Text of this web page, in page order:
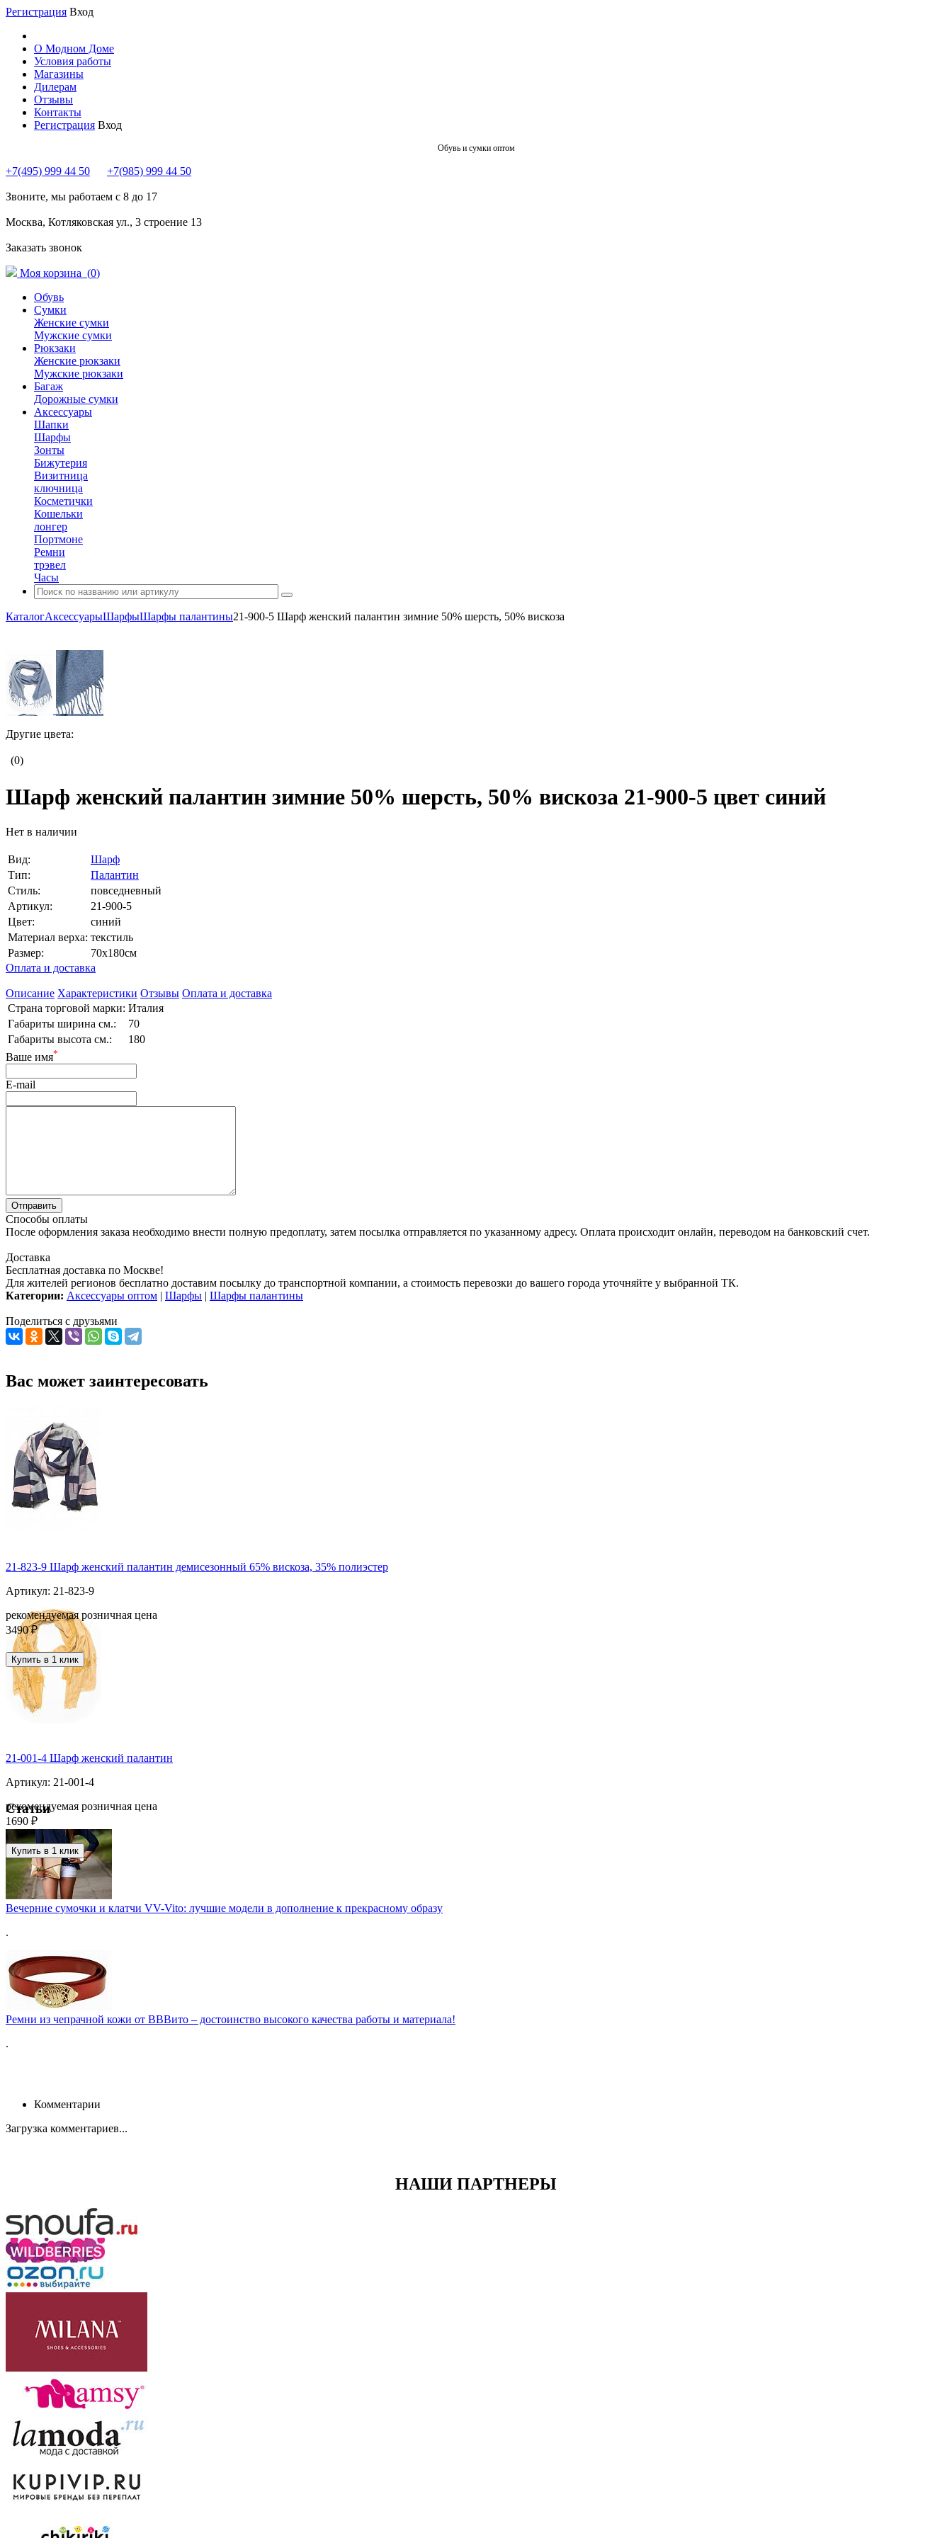
Регистрация Вход
О Модном Доме
Условия работы
Магазины
Дилерам
Отзывы
Контакты
Регистрация Вход
Обувь и сумки оптом
+7(495) 999 44 50 +7(985) 999 44 50
Звоните, мы работаем с 8 до 17
Москва, Котляковская ул., 3 строение 13
Заказать звонок
Моя корзина (0)
Обувь
Сумки
Женские сумки
Мужские сумки
Рюкзаки
Женские рюкзаки
Мужские рюкзаки
Багаж
Дорожные сумки
Аксессуары
Шапки
Шарфы
Зонты
Бижутерия
Визитница
ключница
Косметички
Кошельки
лонгер
Портмоне
Ремни
трэвел
Часы
КаталогАксессуарыШарфыШарфы палантины21-900-5 Шарф женский палантин зимние 50% шерсть, 50% вискоза
Другие цвета:
(0)
Шарф женский палантин зимние 50% шерсть, 50% вискоза 21-900-5 цвет синий
Нет в наличии
Вид:
Шарф
Тип:
Палантин
Стиль:
повседневный
Артикул:
21-900-5
Цвет:
синий
Материал верха: текстиль
Размер:
70х180см
Оплата и доставка
Описание Характеристики Отзывы Оплата и доставка
Страна торговой марки: Италия
Габариты ширина см.:
70
Габариты высота см.:
180
Ваше имя*
E-mail
Способы оплаты
После оформления заказа необходимо внести полную предоплату, затем посылка отправляется по указанному адресу. Оплата происходит онлайн, переводом на банковский счет.
Доставка
Бесплатная доставка по Москве!
Для жителей регионов бесплатно доставим посылку до транспортной компании, а стоимость перевозки до вашего города уточняйте у выбранной ТК.
Категории: Аксессуары оптом | Шарфы | Шарфы палантины
Поделиться с друзьями
Вас может заинтересовать
21-823-9 Шарф женский палантин демисезонный 65% вискоза, 35% полиэстер
Артикул: 21-823-9
рекомендуемая розничная цена
3490 ₽
Купить в 1 клик
21-001-4 Шарф женский палантин
Артикул: 21-001-4
рекомендуемая розничная цена
1690 ₽
Купить в 1 клик
Статьи
Вечерние сумочки и клатчи VV-Vito: лучшие модели в дополнение к прекрасному образу
.
Ремни из чепрачной кожи от ВВВито – достоинство высокого качества работы и материала!
.
Комментарии
Загрузка комментариев...
НАШИ ПАРТНЕРЫ